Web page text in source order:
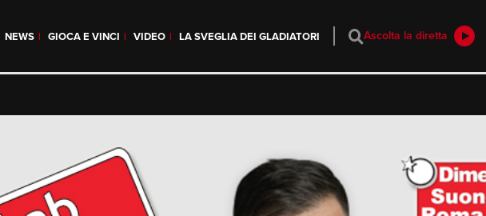
NEWS GIOCA E VINCI VIDEO LA SVEGLIA DEI GLADIATORI Ascolta la diretta